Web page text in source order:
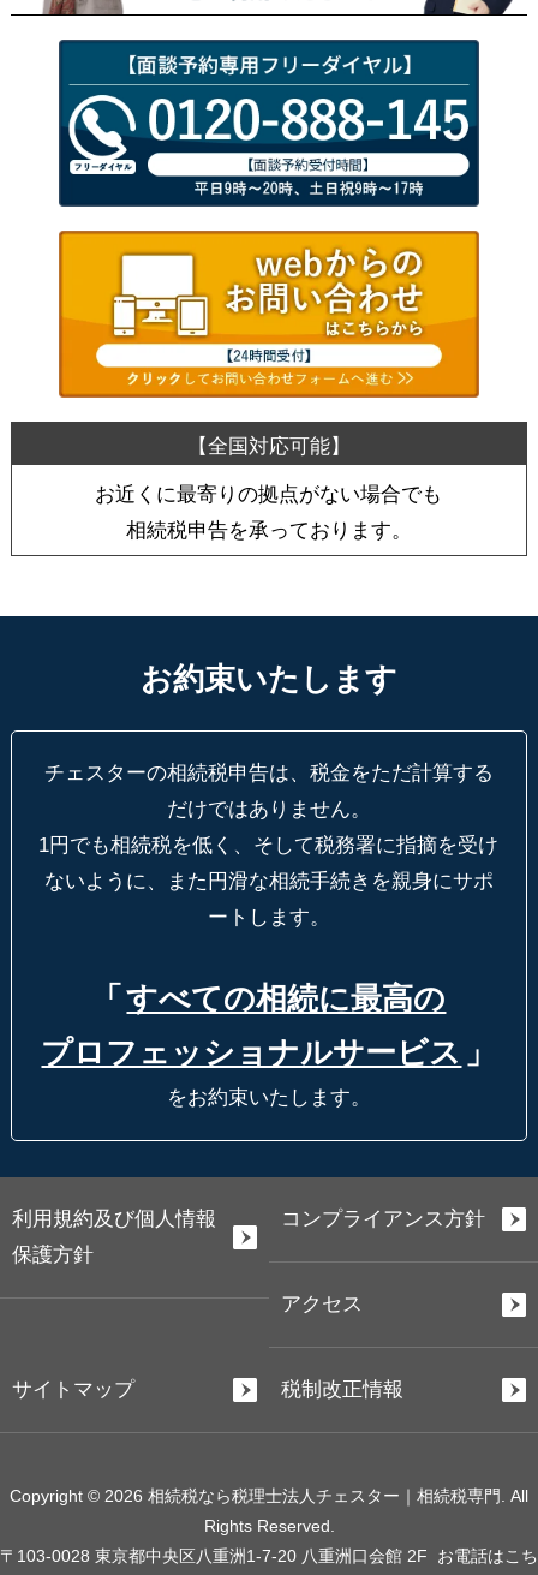
お近くに最寄りの拠点がない場合でも
相続税申告を承っております。
お約束いたします
チェスターの相続税申告は、税金をただ計算する
だけではありません。
1円でも相続税を低く、そして税務署に指摘を受け
ないように、
また円滑な相続手続きを親身にサポ
ートします。
「 すべての相続に最高の
プロフェッショナルサービス 」
をお約束いたします。
利用規約及び個人情報
保護方針
コンプライアンス方針
アクセス
サイトマップ 税制改正情報
Copyright © 2026 相続税なら税理士法人チェスター｜相続税専門. All
Rights Reserved.
〒103-0028 東京都中央区八重洲1-7-20 八重洲口会館 2F お電話はこち